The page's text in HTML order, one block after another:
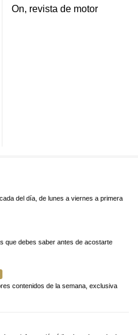
On, revista de motor
del día, de lunes a viernes a primera
que debes saber antes de acostarte
contenidos de la semana, exclusiva